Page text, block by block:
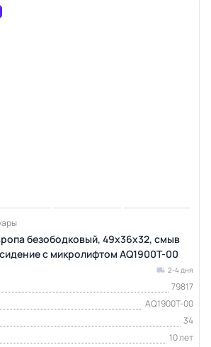
безободковый, 49х36х32, смыв
сидение с микролифтом AQ1900T-00
2-4 дня
79817
AQ1900T-00
34
10 лет